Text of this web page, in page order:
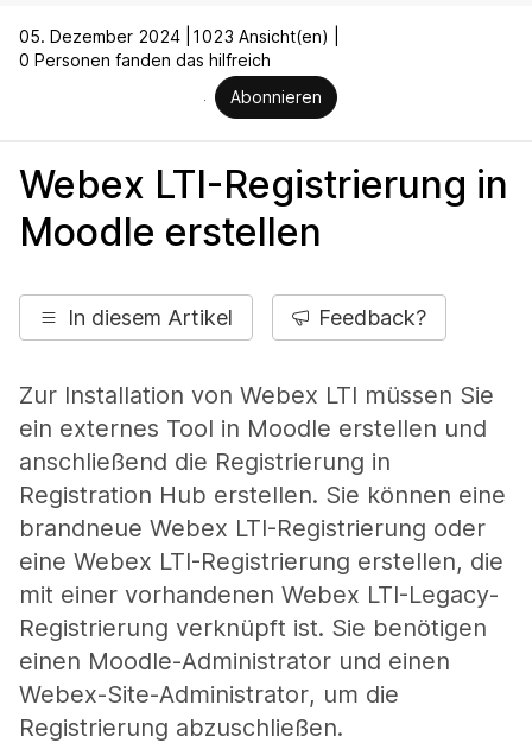
05. Dezember 2024 |
1023 Ansicht(en) |
0 Personen fanden das hilfreich
Abonnieren
Webex LTI-Registrierung in
Moodle erstellen
In diesem Artikel Feedback?
Zur Installation von Webex LTI müssen Sie
ein externes Tool in Moodle erstellen und
anschließend die Registrierung in
Registration Hub erstellen. Sie können eine
brandneue Webex LTI-Registrierung oder
eine Webex LTI-Registrierung erstellen, die
mit einer vorhandenen Webex LTI-Legacy-
Registrierung verknüpft ist. Sie benötigen
einen Moodle-Administrator und einen
Webex-Site-Administrator, um die
Registrierung abzuschließen.